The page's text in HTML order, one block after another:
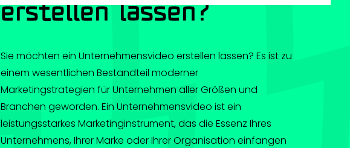
erstellen lassen?
Sie möchten ein Unternehmensvideo erstellen lassen? Es ist zu
einem wesentlichen Bestandteil moderner
Marketingstrategien für Unternehmen aller Größen und
Branchen geworden. Ein Unternehmensvideo ist ein
leistungsstarkes Marketinginstrument, das die Essenz Ihres
Unternehmens, Ihrer Marke oder Ihrer Organisation einfangen